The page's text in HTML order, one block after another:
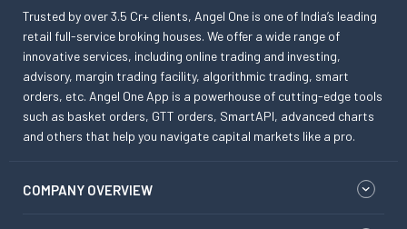
Trusted by over 3.5 Cr+ clients, Angel One is one of India’s leading
retail full-service broking houses. We offer a wide range of
innovative services, including online trading and investing,
advisory, margin trading facility, algorithmic trading, smart
orders, etc. Angel One App is a powerhouse of cutting-edge tools
such as basket orders, GTT orders, SmartAPI, advanced charts
and others that help you navigate capital markets like a pro.
COMPANY OVERVIEW